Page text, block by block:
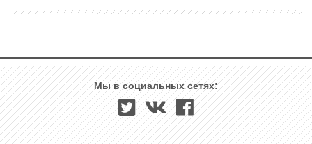
Мы в социальных сетях: